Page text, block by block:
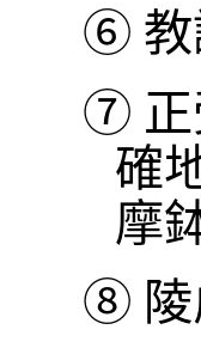
⑥
⑦
確
摩
⑧